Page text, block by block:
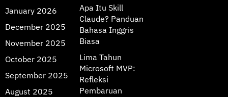
January 2026
December 2025
November 2025
October 2025
September 2025
August 2025
Apa Itu Skill
Claude? Panduan
Bahasa Inggris
Biasa
Lima Tahun
Microsoft MVP:
Refleksi
Pembaruan